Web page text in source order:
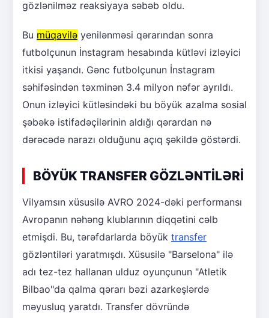
gözlənilməz reaksiyaya səbəb oldu.
Bu müqavilə yenilənməsi qərarından sonra
futbolçunun İnstagram hesabında kütləvi izləyici
itkisi yaşandı. Gənc futbolçunun İnstagram
səhifəsindən təxminən 3.4 milyon nəfər ayrıldı.
Onun izləyici kütləsindəki bu böyük azalma sosial
şəbəkə istifadəçilərinin aldığı qərardan nə
dərəcədə narazı olduğunu açıq şəkildə göstərdi.
BÖYÜK TRANSFER GÖZLƏNTİLƏRİ
Vilyamsın xüsusilə AVRO 2024-dəki performansı
Avropanın nəhəng klublarının diqqətini cəlb
etmişdi. Bu, tərəfdarlarda böyük transfer
gözləntiləri yaratmışdı. Xüsusilə "Barselona" ilə
adı tez-tez hallanan ulduz oyunçunun "Atletik
Bilbao"da qalma qərarı bəzi azarkeşlərdə
məyusluq yaratdı. Transfer dövründə